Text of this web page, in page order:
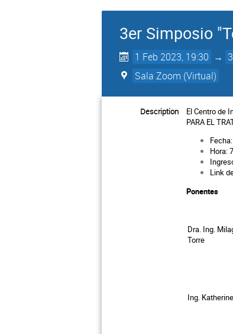
3er Simposio
1 Feb 2023, 19:30 →
Sala Zoom (Virtual)
Description
El Centro de
PARA EL
Hora:
Link
Ponentes
Dra. Ing.
Torre
Ing.